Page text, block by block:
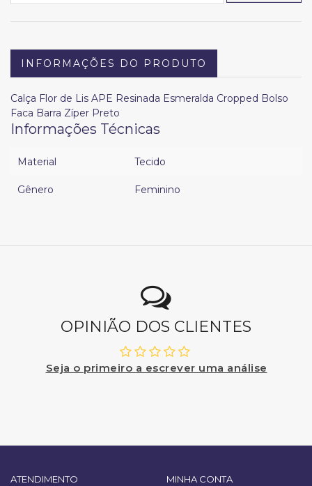
INFORMAÇÕES DO PRODUTO
Calça Flor de Lis APE Resinada Esmeralda Cropped Bolso
Faca Barra Zíper Preto
Informações Técnicas
Material Tecido
Gênero Feminino
OPINIÃO DOS CLIENTES
Seja o primeiro a escrever uma análise
ATENDIMENTO MINHA CONTA